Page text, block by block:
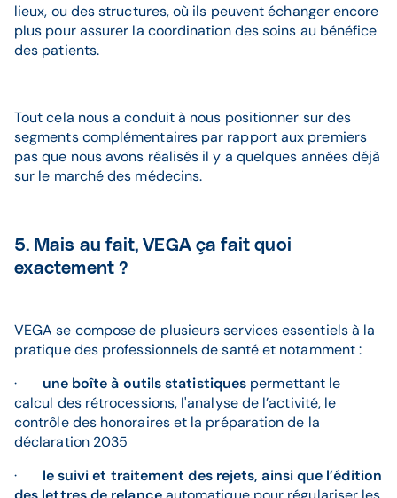
lieux, ou des structures, où ils peuvent échanger encore
plus pour assurer la coordination des soins au bénéfice
des patients.
Tout cela nous a conduit à nous positionner sur des
segments complémentaires par rapport aux premiers
pas que nous avons réalisés il y a quelques années déjà
sur le marché des médecins.
5. Mais au fait, VEGA ça fait quoi
exactement ?
VEGA se compose de plusieurs services essentiels à la
pratique des professionnels de santé et notamment :
· une boîte à outils statistiques permettant le
calcul des rétrocessions, l'analyse de l’activité, le
contrôle des honoraires et la préparation de la
déclaration 2035
· le suivi et traitement des rejets, ainsi que l’édition